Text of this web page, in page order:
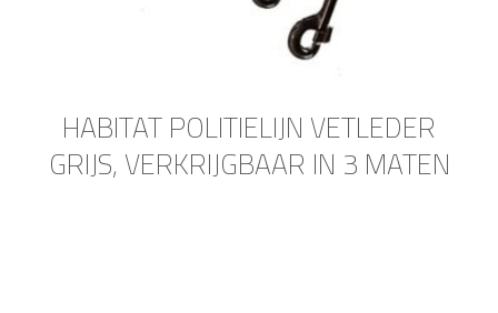
HABITAT POLITIELIJN VETLEDER
GRIJS, VERKRIJGBAAR IN 3 MATEN